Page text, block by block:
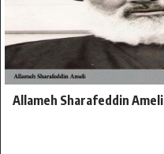
Allameh Sharafeddin Ameli